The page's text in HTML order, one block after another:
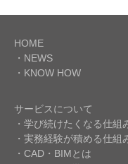
HOME
・NEWS
・KNOW HOW
サービスについて
・学び続けたくなる仕組
・実務経験が積める仕組
・CAD・BIMとは